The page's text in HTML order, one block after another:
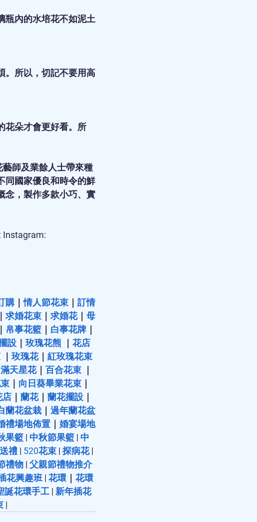
瓶內的水培花不如泥土
。所以，切記不要用高
花朵才會更好看。所
師及業餘人士帶來種
同國家優良和時令的鮮
念，製作多款小巧、實
Instagram:
購｜情人節花束
訂情
求婚花束 求婚花｜ 母
帛事花籃 白事花牌
設 玫瑰花熊
花店
玫瑰花｜ 紅玫瑰花束
滿天星花｜ 百合花束
向日葵畢業花束
店 蘭花｜ 蘭花擺設
蘭花盆栽
過年蘭花盆
禮場地佈置
婚宴場地
果籃 | 中秋節果籃 | 中
禮 | 520花束 | 探病花 |
禮物 | 父親節禮物推介
花興趣班 | 花環
花環
誕花環手工 | 新年插花
|